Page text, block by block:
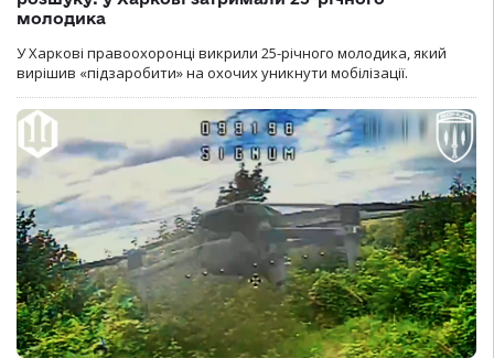
молодика
У Харкові правоохоронці викрили 25-річного молодика, який
вирішив «підзаробити» на охочих уникнути мобілізації.